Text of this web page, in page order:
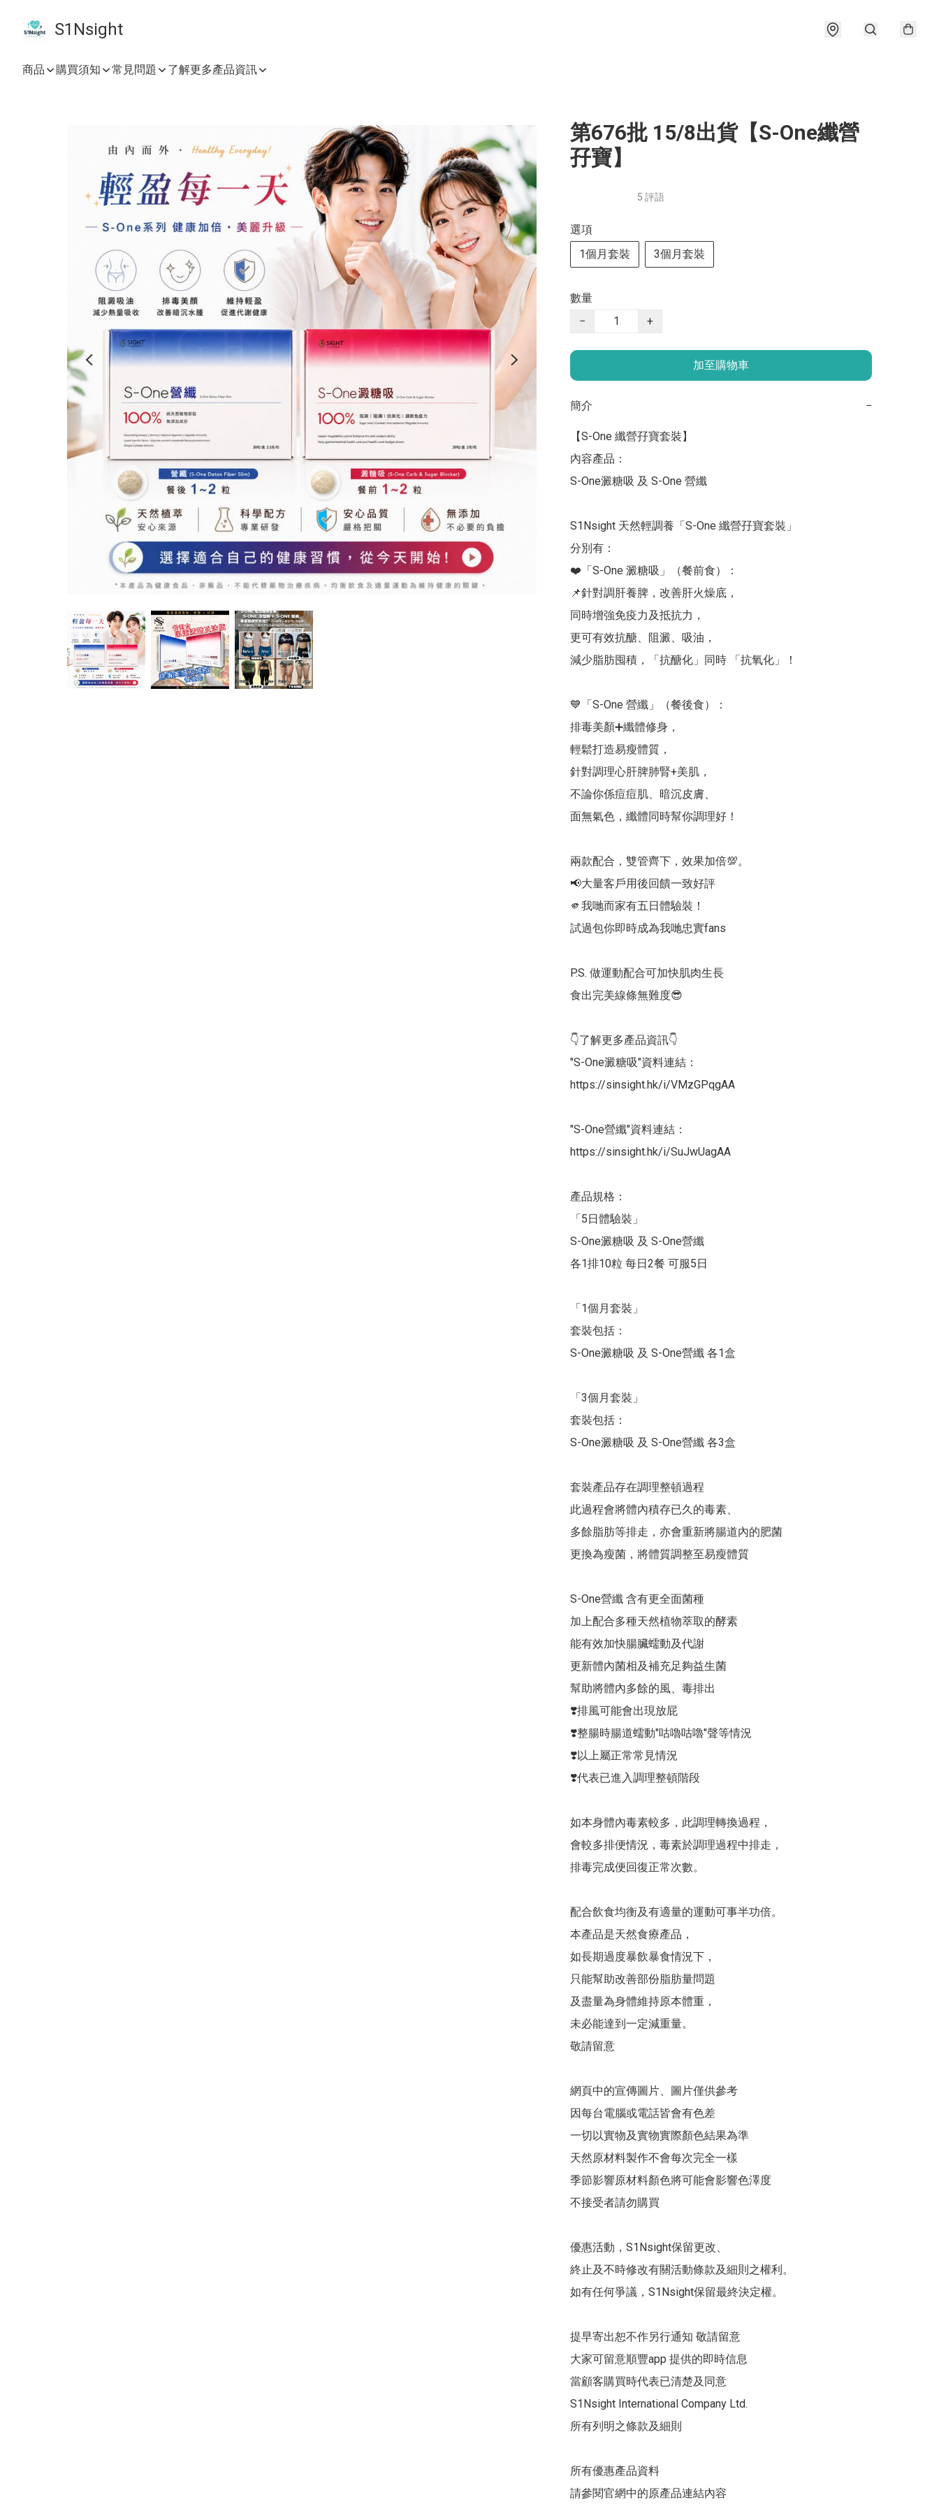
S1Nsight
商品 購買須知 常見問題 了解更多產品資訊
第676批 15/8出貨【S-One纖營
孖寶】
5 評語
選項
1個月套裝
3個月套裝
數量
−
+
加至購物車
簡介 −
【S-One 纖營孖寶套裝】
內容產品：
S-One澱糖吸 及 S-One 營纖
S1Nsight 天然輕調養「S-One 纖營孖寶套裝」
分別有：
❤️「S-One 澱糖吸」（餐前食）：
📌針對調肝養脾，改善肝火燥底，
同時增強免疫力及抵抗力，
更可有效抗醣、阻澱、吸油，
減少脂肪囤積，「抗醣化」同時 「抗氧化」！
💙「S-One 營纖」（餐後食）：
排毒美顏➕纖體修身，
輕鬆打造易瘦體質，
針對調理心肝脾肺腎+美肌，
不論你係痘痘肌、暗沉皮膚、
面無氣色，纖體同時幫你調理好！
兩款配合，雙管齊下，效果加倍💯。
📢大量客戶用後回饋一致好評
🫵我哋而家有五日體驗裝！
試過包你即時成為我哋忠實fans
P.S. 做運動配合可加快肌肉生長
食出完美線條無難度😎
👇了解更多產品資訊👇
"S-One澱糖吸"資料連結：
https://sinsight.hk/i/VMzGPqgAA
"S-One營纖"資料連結：
https://sinsight.hk/i/SuJwUagAA
產品規格：
「5日體驗裝」
S-One澱糖吸 及 S-One營纖
各1排10粒 每日2餐 可服5日
「1個月套裝」
套裝包括：
S-One澱糖吸 及 S-One營纖 各1盒
「3個月套裝」
套裝包括：
S-One澱糖吸 及 S-One營纖 各3盒
套裝產品存在調理整頓過程
此過程會將體內積存已久的毒素、
多餘脂肪等排走，亦會重新將腸道內的肥菌
更換為瘦菌，將體質調整至易瘦體質
S-One營纖 含有更全面菌種
加上配合多種天然植物萃取的酵素
能有效加快腸臟蠕動及代謝
更新體內菌相及補充足夠益生菌
幫助將體內多餘的風、毒排出
❣️排風可能會出現放屁
❣️整腸時腸道蠕動"咕嚕咕嚕"聲等情況
❣️以上屬正常常見情況
❣️代表已進入調理整頓階段
如本身體內毒素較多，此調理轉換過程，
會較多排便情況，毒素於調理過程中排走，
排毒完成便回復正常次數。
配合飲食均衡及有適量的運動可事半功倍。
本產品是天然食療產品，
如長期過度暴飲暴食情況下，
只能幫助改善部份脂肪量問題
及盡量為身體維持原本體重，
未必能達到一定減重量。
敬請留意
網頁中的宣傳圖片、圖片僅供參考
因每台電腦或電話皆會有色差
一切以實物及實物實際顏色結果為準
天然原材料製作不會每次完全一樣
季節影響原材料顏色將可能會影響色澤度
不接受者請勿購買
優惠活動，S1Nsight保留更改、
終止及不時修改有關活動條款及細則之權利。
如有任何爭議，S1Nsight保留最終決定權。
提早寄出恕不作另行通知 敬請留意
大家可留意順豐app 提供的即時信息
當顧客購買時代表已清楚及同意
S1Nsight International Company Ltd.
所有列明之條款及細則
所有優惠產品資料
請參閱官網中的原產品連結內容